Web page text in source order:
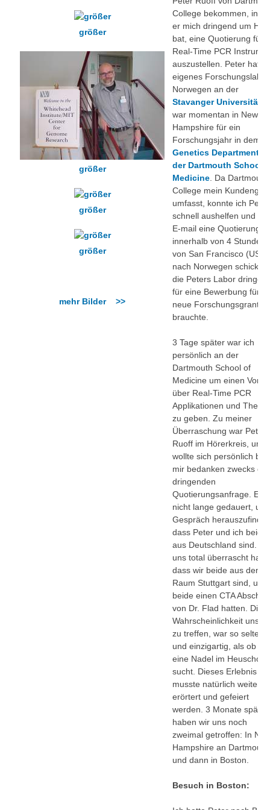
größer
größer
größer
größer
mehr Bilder >>
College bekommen, in
er mich dringend um Hilfe
bat, eine Quotierung für
Real-Time PCR
auszustellen. Peter hat
eigenes
Norwegen an der
Stavanger Universität
war momentan in New
Hampshire für ein
Forschungsjahr in dem
Genetics Department
der Dartmouth School
Medicine . Da Dartmouth
College mein
umfasst, konnte ich Peter
schnell aushelfen und per
E-mail eine Quotierung
innerhalb von 4 Stunden
von San Francisco (USA)
nach Norwegen schicken,
die Peters Labor
für eine Bewerbung für
neue Forschungsgrant
brauchte.
3 Tage später war ich
persönlich an der
Dartmouth School of
Medicine um einen
über Real-Time PCR
Applikationen und
zu geben. Zu meiner
Überraschung war Peter
Ruoff im Hörerkreis, und
wollte sich persönlich bei
mir bedanken zwecks der
dringenden
Quotierungsanfrage. Es
nicht lange gedauert, um
Gespräch
dass Peter und ich beide
aus Deutschland sind.
uns total überrascht hat,
dass wir beide aus dem
Raum Stuttgart sind, und
beide einen CTA
von Dr. Flad hatten.
Wahrscheinlichkeit uns so
zu treffen, war so selten
und einzigartig, als ob
eine Nadel im
sucht. Dieses Erlebnis
musste natürlich weiter
erörtert und gefeiert
werden. 3 Monate später
haben wir uns noch
zweimal getroffen: In
Hampshire an Dartmouth
und dann in Boston.
Besuch in Boston: